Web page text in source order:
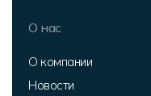
О нас
О компании
Новости